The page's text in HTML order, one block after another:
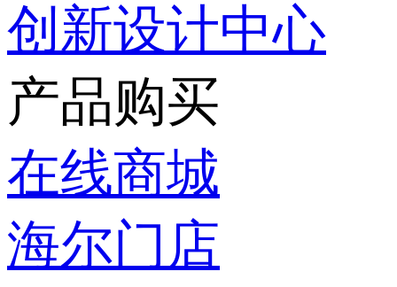
创新设计中心
产品购买
在线商城
海尔门店